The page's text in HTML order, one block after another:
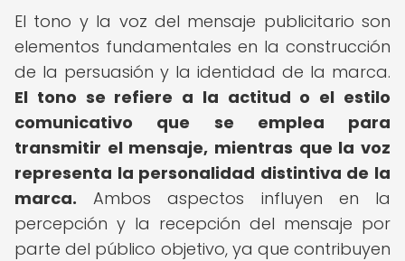
El tono y la voz del mensaje publicitario son
elementos fundamentales en la construcción
de la persuasión y la identidad de la marca.
El tono se refiere a la actitud o el estilo
comunicativo que se emplea para
transmitir el mensaje, mientras que la voz
representa la personalidad distintiva de la
marca. Ambos aspectos influyen en la
percepción y la recepción del mensaje por
parte del público objetivo, ya que contribuyen